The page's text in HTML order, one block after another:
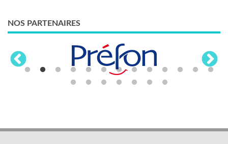
NOS PARTENAIRES